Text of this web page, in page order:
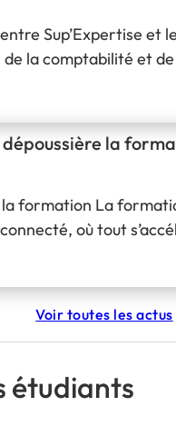
Sup’Expertise et
la comptabilité et
et…
la
formation La
où tout
Voir toutes les actus
étudiants